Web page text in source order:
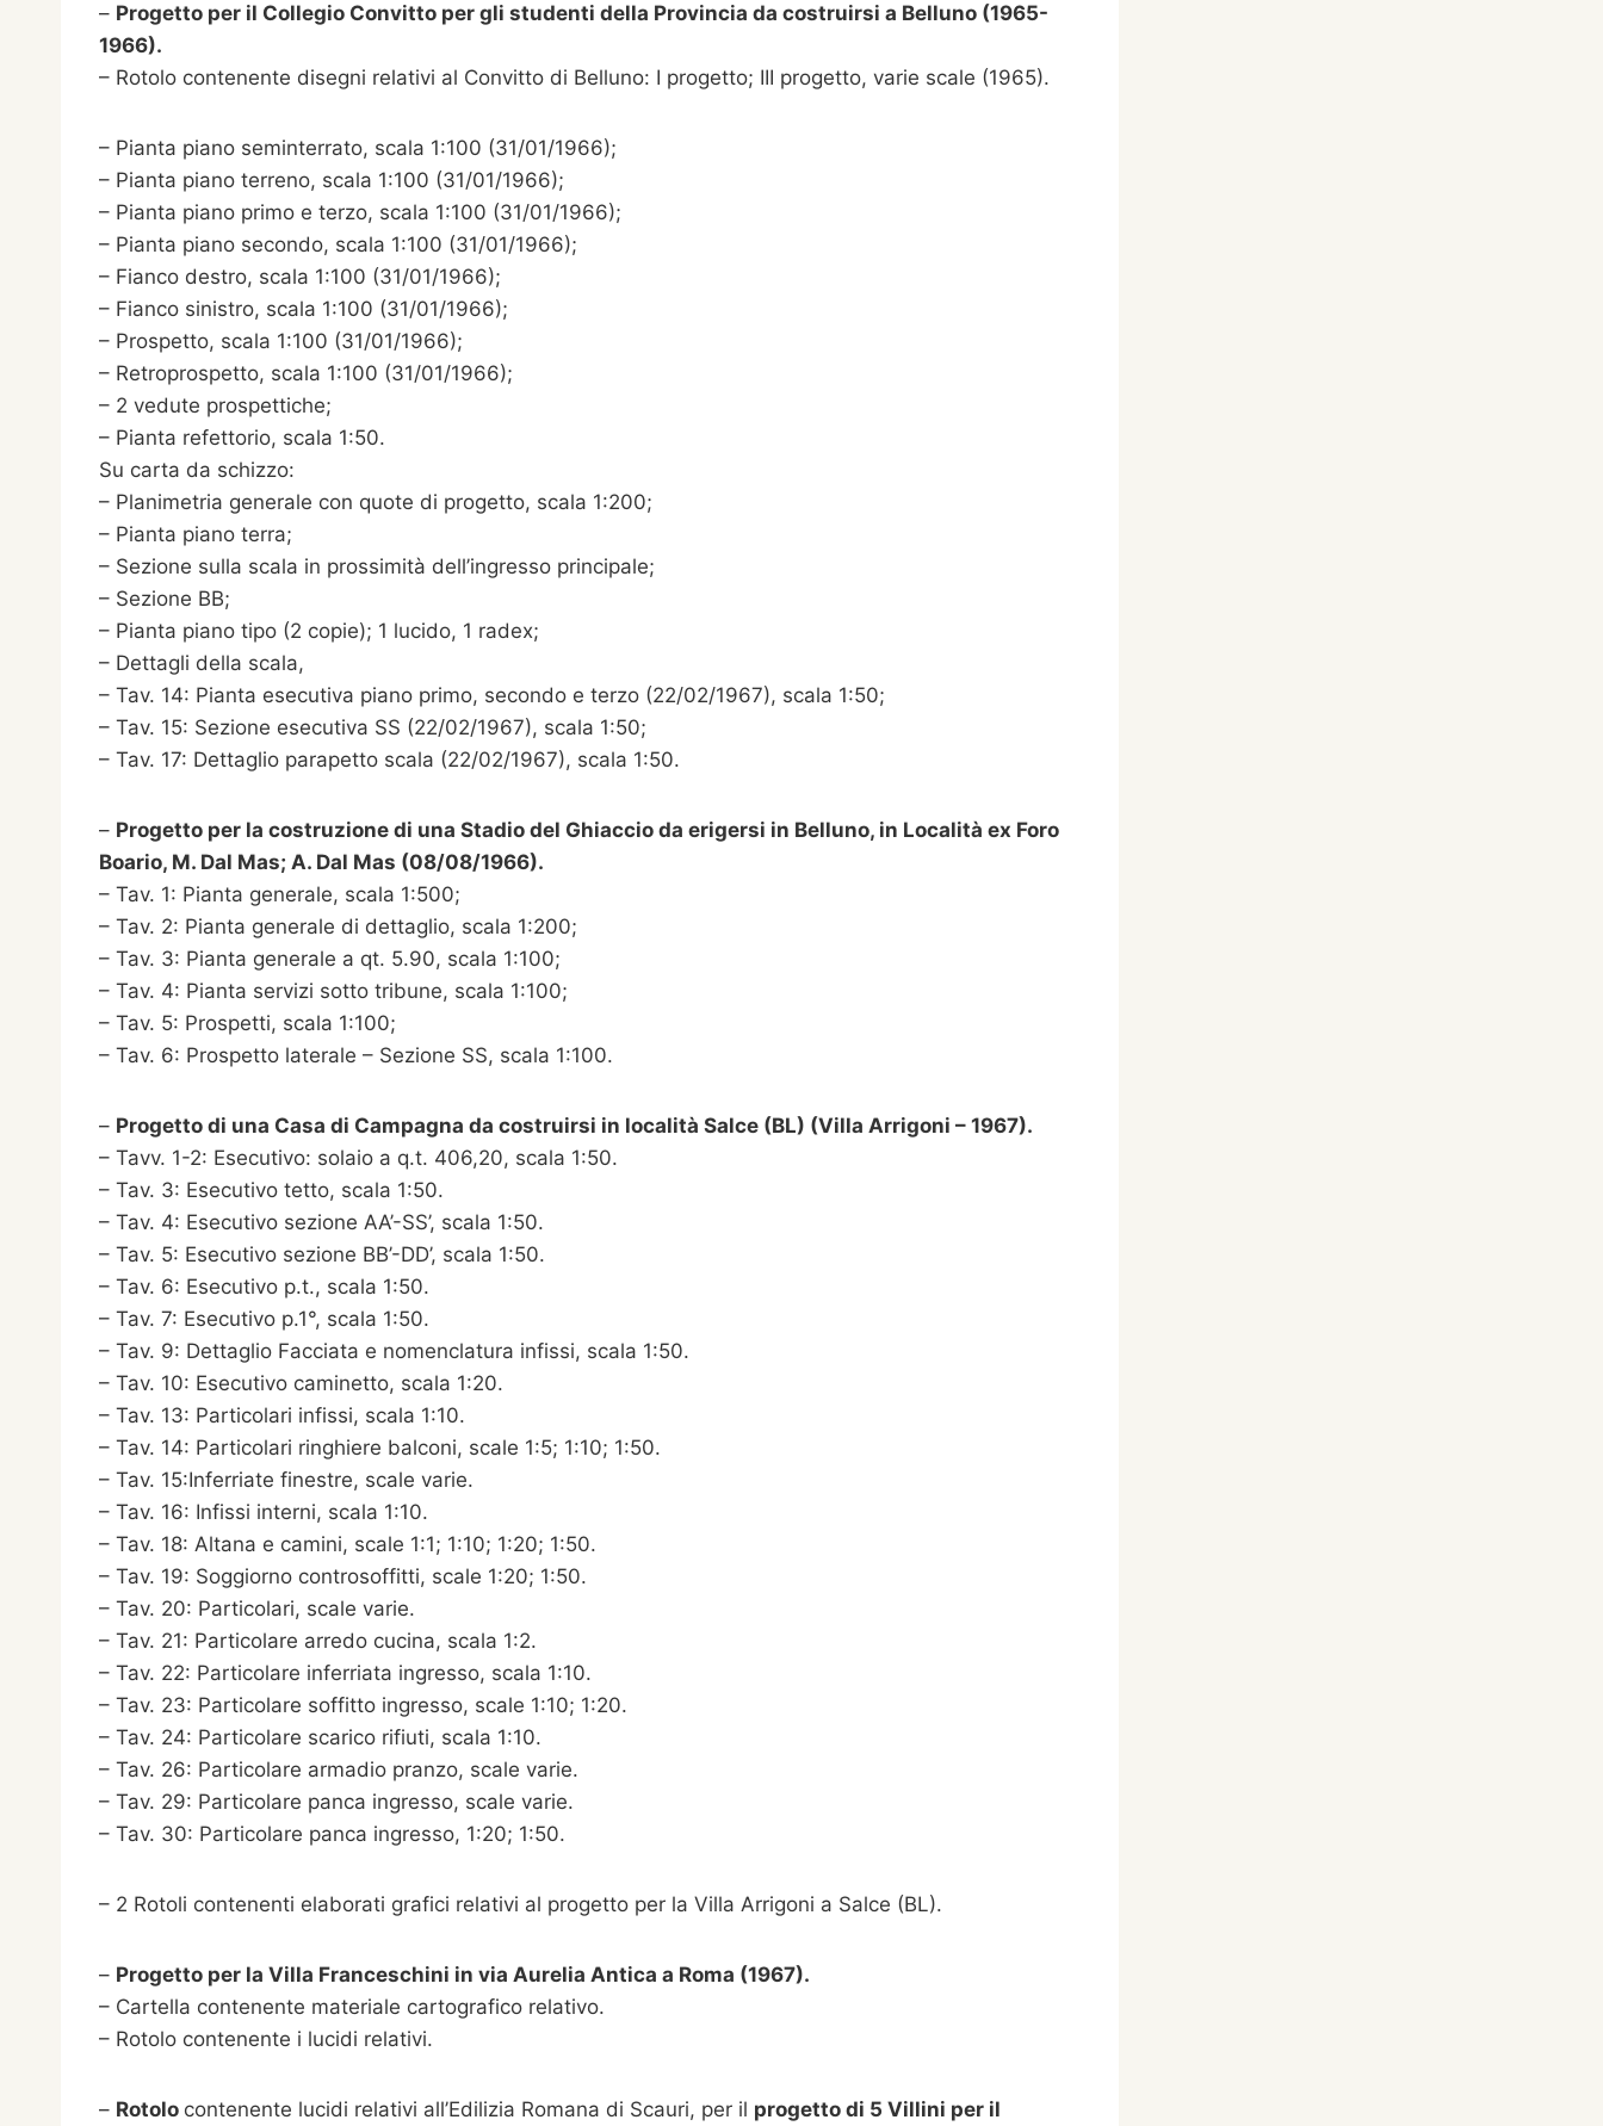
– Progetto per il Collegio Convitto per gli studenti della Provincia da costruirsi a Belluno (1965-
1966).
– Rotolo contenente disegni relativi al Convitto di Belluno: I progetto; III progetto, varie scale (1965).
– Pianta piano seminterrato, scala 1:100 (31/01/1966);
– Pianta piano terreno, scala 1:100 (31/01/1966);
– Pianta piano primo e terzo, scala 1:100 (31/01/1966);
– Pianta piano secondo, scala 1:100 (31/01/1966);
– Fianco destro, scala 1:100 (31/01/1966);
– Fianco sinistro, scala 1:100 (31/01/1966);
– Prospetto, scala 1:100 (31/01/1966);
– Retroprospetto, scala 1:100 (31/01/1966);
– 2 vedute prospettiche;
– Pianta refettorio, scala 1:50.
Su carta da schizzo:
– Planimetria generale con quote di progetto, scala 1:200;
– Pianta piano terra;
– Sezione sulla scala in prossimità dell’ingresso principale;
– Sezione BB;
– Pianta piano tipo (2 copie); 1 lucido, 1 radex;
– Dettagli della scala,
– Tav. 14: Pianta esecutiva piano primo, secondo e terzo (22/02/1967), scala 1:50;
– Tav. 15: Sezione esecutiva SS (22/02/1967), scala 1:50;
– Tav. 17: Dettaglio parapetto scala (22/02/1967), scala 1:50.
– Progetto per la costruzione di una Stadio del Ghiaccio da erigersi in Belluno, in Località ex Foro
Boario, M. Dal Mas; A. Dal Mas (08/08/1966).
– Tav. 1: Pianta generale, scala 1:500;
– Tav. 2: Pianta generale di dettaglio, scala 1:200;
– Tav. 3: Pianta generale a qt. 5.90, scala 1:100;
– Tav. 4: Pianta servizi sotto tribune, scala 1:100;
– Tav. 5: Prospetti, scala 1:100;
– Tav. 6: Prospetto laterale – Sezione SS, scala 1:100.
– Progetto di una Casa di Campagna da costruirsi in località Salce (BL) (Villa Arrigoni – 1967).
– Tavv. 1-2: Esecutivo: solaio a q.t. 406,20, scala 1:50.
– Tav. 3: Esecutivo tetto, scala 1:50.
– Tav. 4: Esecutivo sezione AA’-SS’, scala 1:50.
– Tav. 5: Esecutivo sezione BB’-DD’, scala 1:50.
– Tav. 6: Esecutivo p.t., scala 1:50.
– Tav. 7: Esecutivo p.1°, scala 1:50.
– Tav. 9: Dettaglio Facciata e nomenclatura infissi, scala 1:50.
– Tav. 10: Esecutivo caminetto, scala 1:20.
– Tav. 13: Particolari infissi, scala 1:10.
– Tav. 14: Particolari ringhiere balconi, scale 1:5; 1:10; 1:50.
– Tav. 15:Inferriate finestre, scale varie.
– Tav. 16: Infissi interni, scala 1:10.
– Tav. 18: Altana e camini, scale 1:1; 1:10; 1:20; 1:50.
– Tav. 19: Soggiorno controsoffitti, scale 1:20; 1:50.
– Tav. 20: Particolari, scale varie.
– Tav. 21: Particolare arredo cucina, scala 1:2.
– Tav. 22: Particolare inferriata ingresso, scala 1:10.
– Tav. 23: Particolare soffitto ingresso, scale 1:10; 1:20.
– Tav. 24: Particolare scarico rifiuti, scala 1:10.
– Tav. 26: Particolare armadio pranzo, scale varie.
– Tav. 29: Particolare panca ingresso, scale varie.
– Tav. 30: Particolare panca ingresso, 1:20; 1:50.
– 2 Rotoli contenenti elaborati grafici relativi al progetto per la Villa Arrigoni a Salce (BL).
– Progetto per la Villa Franceschini in via Aurelia Antica a Roma (1967).
– Cartella contenente materiale cartografico relativo.
– Rotolo contenente i lucidi relativi.
– Rotolo contenente lucidi relativi all’Edilizia Romana di Scauri, per il progetto di 5 Villini per il